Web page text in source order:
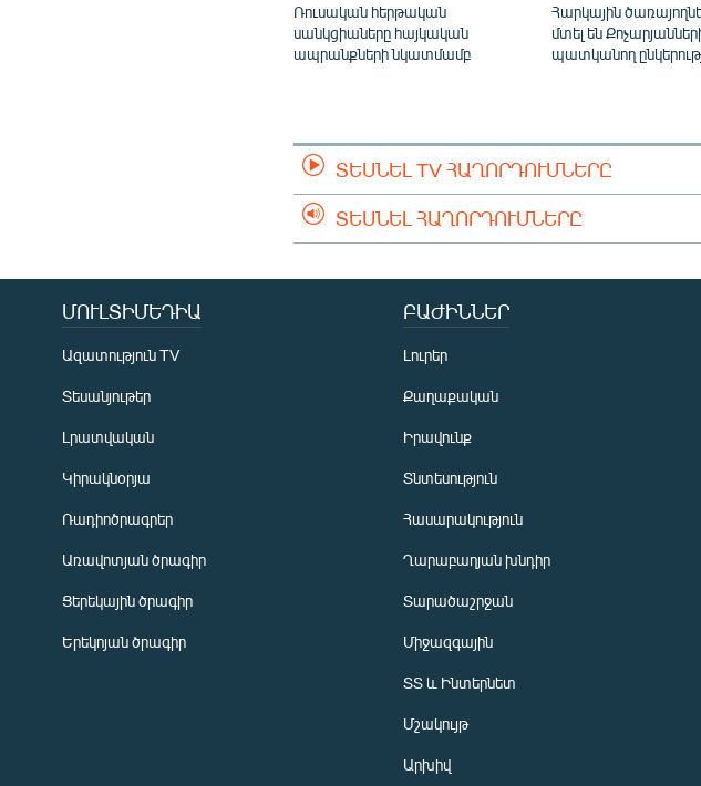
Ռուսական հերթական
սանկցիաները հայկական
ապրանքների նկատմամբ
Հարկային
մտել են
պատկանող
ՏԵՍՆԵԼ TV ՀԱՂՈՐԴՈՒՄՆԵՐԸ
ՏԵՍՆԵԼ ՀԱՂՈՐԴՈՒՄՆԵՐԸ
ՄՈՒԼՏԻՄԵԴԻԱ
Ազատություն TV
Տեսանյութեր
Լրատվական
Կիրակնօրյա
Ռադիոծրագրեր
Առավոտյան ծրագիր
Ցերեկային ծրագիր
Երեկոյան ծրագիր
ԲԱԺԻՆՆԵՐ
Լուրեր
Քաղաքական
Իրավունք
Տնտեսություն
Հասարակություն
Ղարաբաղյան խնդիր
Տարածաշրջան
Միջազգային
ՏՏ և Ինտերնետ
Մշակույթ
Արխիվ